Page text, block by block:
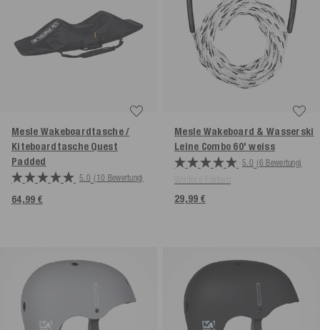
Mesle Wakeboardtasche /
Kiteboardtasche Quest
Padded
5.0 (10 Bewertung)
64,99 €
Mesle Wakeboard & Wasserski
Leine Combo 60'weiss
5.0 (6 Bewertung)
29,99 €